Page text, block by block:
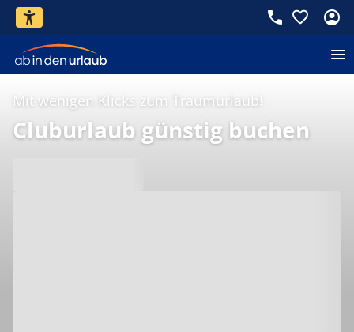
Mit wenigen Klicks zum Traumurlaub!
Cluburlaub günstig buchen